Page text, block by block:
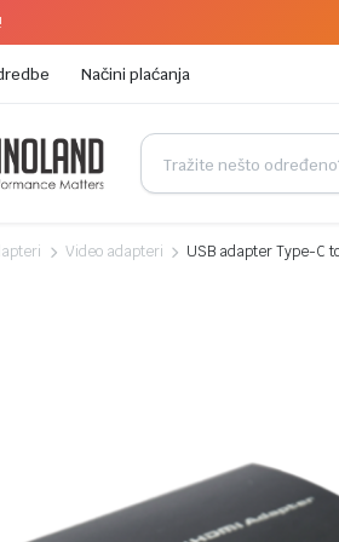
Načini plaćanja
Video adapteri USB adapter Type-C